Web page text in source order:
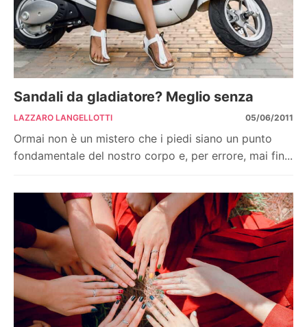
Sandali da gladiatore? Meglio senza
LAZZARO LANGELLOTTI 05/06/2011
Ormai non è un mistero che i piedi siano un punto
fondamentale del nostro corpo e, per errore, mai fin...